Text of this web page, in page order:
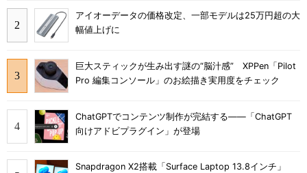
アイオーデータの価格改定、一部モデルは25万円超の大
幅値上げに
巨大スティックが生み出す謎の“脳汁感” XPPen「Pilot
Pro 編集コンソール」のお絵描き実用度をチェック
ChatGPTでコンテンツ制作が完結する――「ChatGPT
向けアドビプラグイン」が登場
Snapdragon X2搭載「Surface Laptop 13.8インチ」